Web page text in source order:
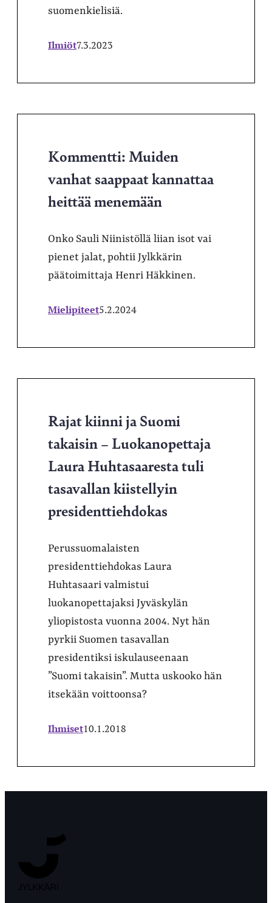
suomenkielisiä.
Ilmiöt7.3.2023
Kommentti: Muiden
vanhat saappaat kannattaa
heittää menemään
Onko Sauli Niinistöllä liian isot vai
pienet jalat, pohtii Jylkkärin
päätoimittaja Henri Häkkinen.
Mielipiteet5.2.2024
Rajat kiinni ja Suomi
takaisin – Luokanopettaja
Laura Huhtasaaresta tuli
tasavallan kiistellyin
presidenttiehdokas
Perussuomalaisten
presidenttiehdokas Laura
Huhtasaari valmistui
luokanopettajaksi Jyväskylän
yliopistosta vuonna 2004. Nyt hän
pyrkii Suomen tasavallan
presidentiksi iskulauseenaan
”Suomi takaisin”. Mutta uskooko hän
itsekään voittoonsa?
Ihmiset10.1.2018